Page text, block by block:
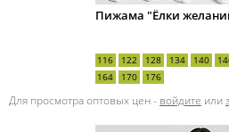
Пижама "Ёлки
116 122 128 134 140
164
170 176
Для просмотра оптовых цен - войдите или